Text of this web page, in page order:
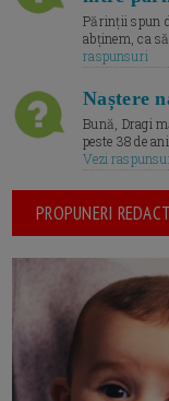
Părinții spun
abținem, ca
raspunsuri
Naștere
Bună, Dragi
peste 38 de
Vezi
PROPUNERI